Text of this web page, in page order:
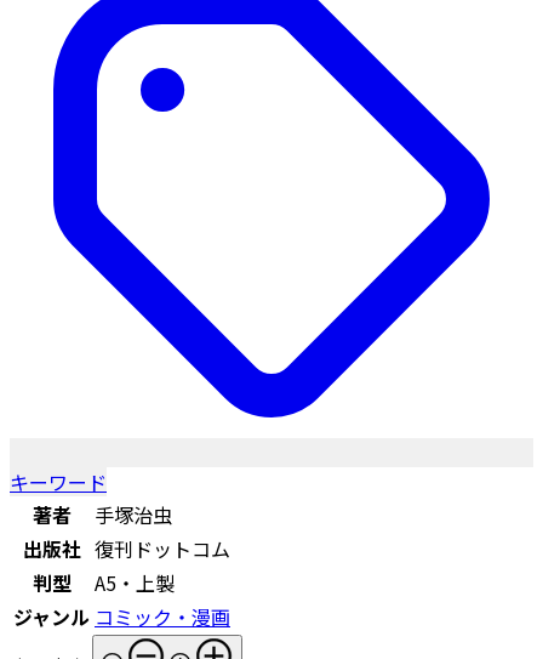
キーワード
著者
手塚治虫
出版社 復刊ドットコム
判型
A5・上製
ジャンル コミック・漫画